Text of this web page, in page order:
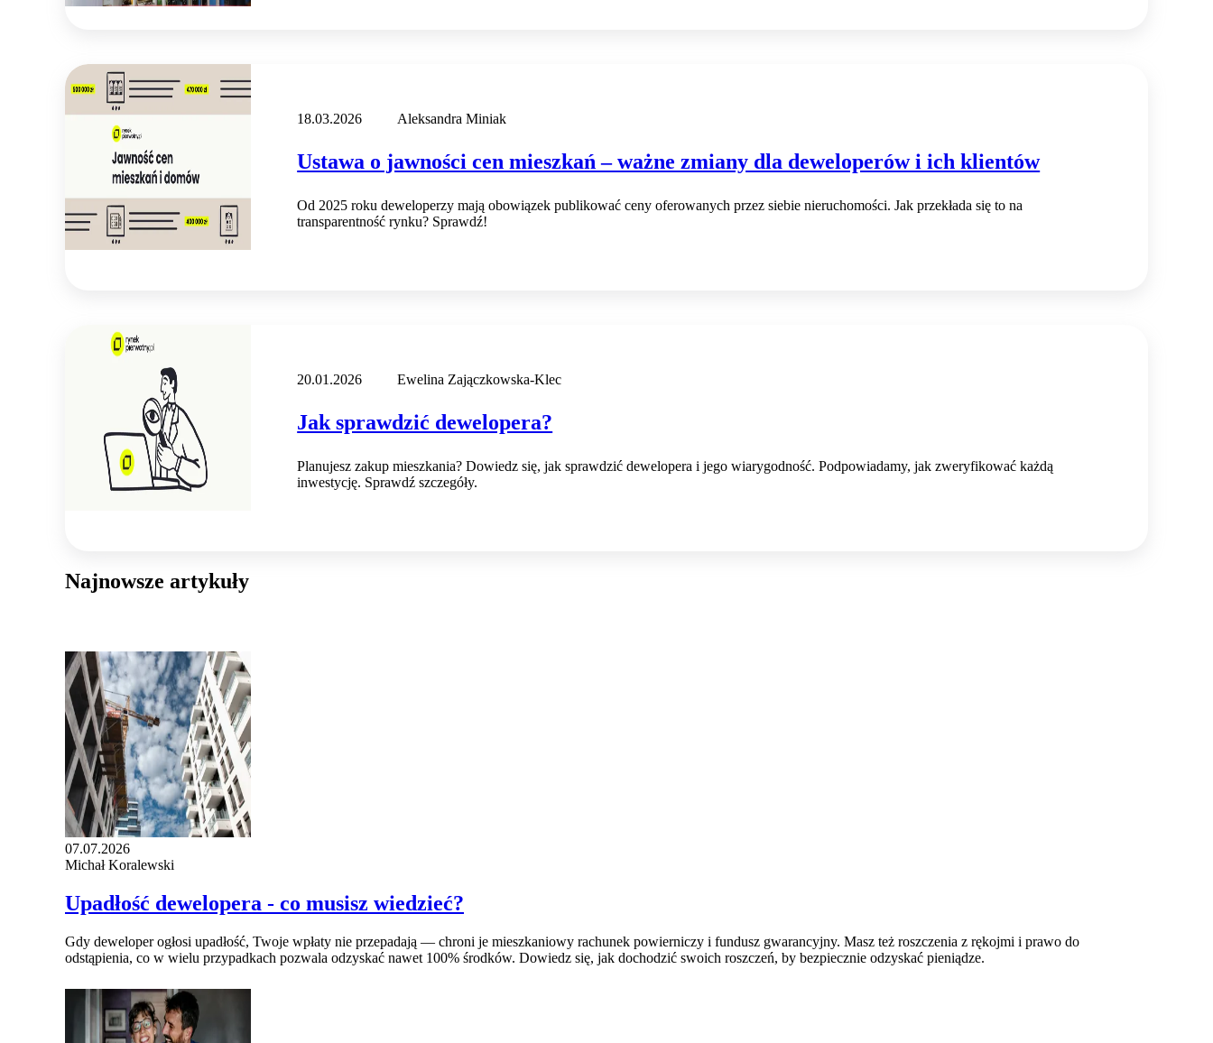
18.03.2026 Aleksandra Miniak
Ustawa o jawności cen mieszkań – ważne zmiany dla deweloperów i ich klientów
Od 2025 roku deweloperzy mają obowiązek publikować ceny oferowanych przez siebie nieruchomości. Jak przekłada się to na
transparentność rynku? Sprawdź!
20.01.2026 Ewelina Zajączkowska-Klec
Jak sprawdzić dewelopera?
Planujesz zakup mieszkania? Dowiedz się, jak sprawdzić dewelopera i jego wiarygodność. Podpowiadamy, jak zweryfikować każdą
inwestycję. Sprawdź szczegóły.
Najnowsze artykuły
07.07.2026
Michał Koralewski
Upadłość dewelopera - co musisz wiedzieć?
Gdy deweloper ogłosi upadłość, Twoje wpłaty nie przepadają — chroni je mieszkaniowy rachunek powierniczy i fundusz gwarancyjny. Masz też roszczenia z rękojmi i prawo do
odstąpienia, co w wielu przypadkach pozwala odzyskać nawet 100% środków. Dowiedz się, jak dochodzić swoich roszczeń, by bezpiecznie odzyskać pieniądze.